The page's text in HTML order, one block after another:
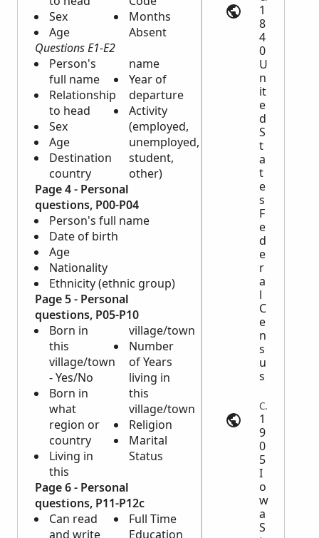
Sex
Age
Months
Absent
Questions E1-E2
Person's
full name
Relationship
to head
Sex
Age
Destination
country
name
Year of
departure
Activity
(employed,
unemployed,
student,
other)
Page 4 - Personal
questions, P00-P04
Person's full name
Date of birth
Age
Nationality
Ethnicity (ethnic group)
Page 5 - Personal
questions, P05-P10
Born in
this
village/town
- Yes/No
Born in
what
region or
country
Living in
this
village/town
Number
of Years
living in
this
village/town
Religion
Marital
Status
Page 6 - Personal
questions, P11-P12c
Can read
and write
Full Time
Education
1
8
4
0
U
n
it
e
d
S
t
a
t
e
s
F
e
d
e
r
a
l
C
e
n
s
u
s
Census | myheritage.com
1
9
0
5
I
o
w
a
S